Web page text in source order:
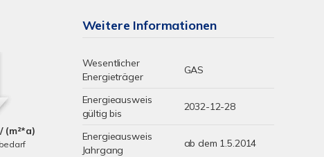
(m²*a)
Weitere Informationen
Wesentlicher
Energieträger
GAS
Energieausweis
gültig bis
2032-12-28
Energieausweis
Jahrgang
ab dem 1.5.2014